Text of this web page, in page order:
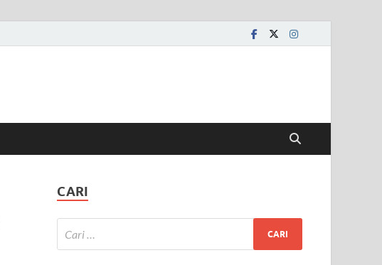
CARI